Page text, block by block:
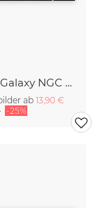
UFO Galaxy NGC 2683
ab13,90 €
-25%